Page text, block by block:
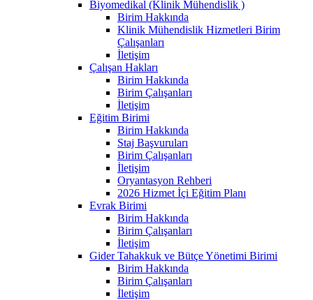
Biyomedikal (Klinik Mühendislik )
Birim Hakkında
Klinik Mühendislik Hizmetleri Birim
Çalışanları
İletişim
Çalışan Hakları
Birim Hakkında
Birim Çalışanları
İletişim
Eğitim Birimi
Birim Hakkında
Staj Başvuruları
Birim Çalışanları
İletişim
Oryantasyon Rehberi
2026 Hizmet İçi Eğitim Planı
Evrak Birimi
Birim Hakkında
Birim Çalışanları
İletişim
Gider Tahakkuk ve Bütçe Yönetimi Birimi
Birim Hakkında
Birim Çalışanları
İletişim